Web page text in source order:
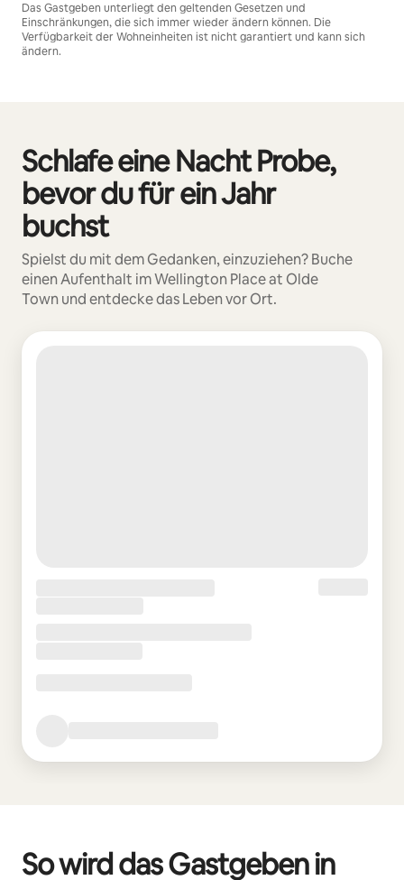
Das Gastgeben unterliegt den geltenden Gesetzen und
Einschränkungen, die sich immer wieder ändern können. Die
Verfügbarkeit der Wohneinheiten ist nicht garantiert und kann sich
ändern.
Schlafe eine Nacht Probe,
bevor du für ein Jahr
buchst
Spielst du mit dem Gedanken, einzuziehen? Buche
einen Aufenthalt im Wellington Place at Olde
Town und entdecke das Leben vor Ort.
0 von 0 Artikeln
So wird das Gastgeben in